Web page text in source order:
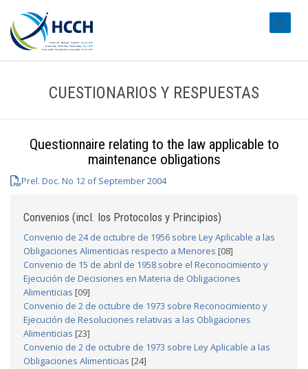
CUESTIONARIOS Y RESPUESTAS
Questionnaire relating to the law applicable to
maintenance obligations
Prel. Doc. No 12 of September 2004
Convenios (incl. los Protocolos y Principios)
Convenio de 24 de octubre de 1956 sobre Ley Aplicable a las
Obligaciones Alimenticias respecto a Menores [08]
Convenio de 15 de abril de 1958 sobre el Reconocimiento y
Ejecución de Decisiones en Materia de Obligaciones
Alimenticias [09]
Convenio de 2 de octubre de 1973 sobre Reconocimiento y
Ejecución de Resoluciones relativas a las Obligaciones
Alimenticias [23]
Convenio de 2 de octubre de 1973 sobre Ley Aplicable a las
Obligaciones Alimenticias [24]